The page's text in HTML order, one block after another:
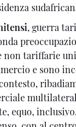
, guerra
non tariffarie
e sono
equo,